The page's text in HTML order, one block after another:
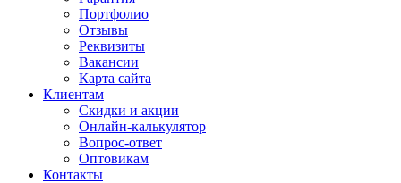
Портфолио
Отзывы
Реквизиты
Вакансии
Карта сайта
Клиентам
Скидки и акции
Онлайн-калькулятор
Вопрос-ответ
Оптовикам
Контакты